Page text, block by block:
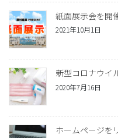
紙面展示会を開
2021年10月1日
新型コロナウイ
2020年7月16日
ホームページを